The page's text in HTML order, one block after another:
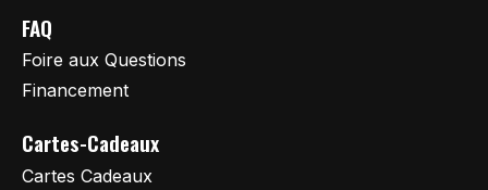
FAQ
Foire aux Questions
Financement
Cartes-Cadeaux
Cartes Cadeaux